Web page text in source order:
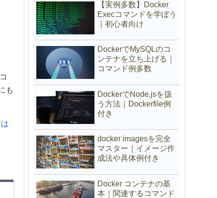
も
【実例多数】Docker
Execコマンドを学ぼう
｜初心者向け
DockerでMySQLのコ
ンテナを立ち上げる｜
コマンド例多数
DockerでNode.jsを扱
う方法｜Dockerfile例
付き
docker imagesを完全
マスター｜イメージ作
成法や具体例付き
Docker コンテナの基
本｜関連するコマンド